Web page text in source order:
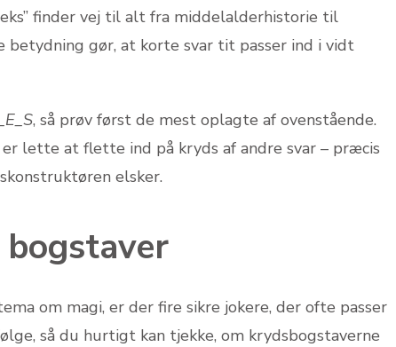
finder vej til alt fra middelalderhistorie til
gør, at korte svar tit passer ind i vidt
, så prøv først de mest oplagte af ovenstående.
lette at flette ind på kryds af andre svar – præcis
elsker.
om magi, er der fire sikre jokere, der ofte passer
så du hurtigt kan tjekke, om krydsbogstaverne